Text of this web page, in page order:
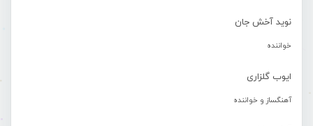
نوید آخش جان
خواننده
ایوب گلزاری
آهنگساز و خواننده